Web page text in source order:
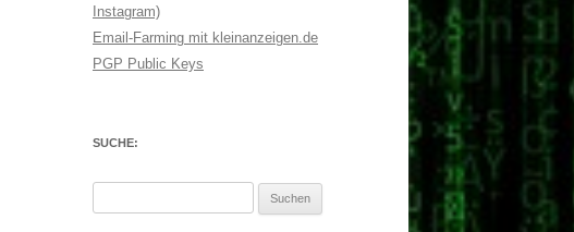
Instagram)
Email-Farming mit kleinanzeigen.de
PGP Public Keys
SUCHE: